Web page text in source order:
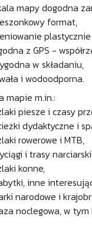
mapy dogodna
format,
z GPS -
w składaniu,
i wodoodporna.
mapie m.in.:
piesze i czasy
dydaktyczne i
rowerowe i MTB,
i trasy
konne,
inne
narodowe i
noclegowa, w